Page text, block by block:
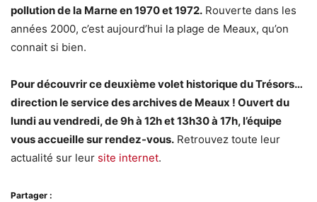
pollution de la Marne en 1970 et 1972. Rouverte dans les
années 2000, c’est aujourd’hui la plage de Meaux, qu’on
connait si bien.
Pour découvrir ce deuxième volet historique du Trésors…
direction le service des archives de Meaux ! Ouvert du
lundi au vendredi, de 9h à 12h et 13h30 à 17h, l’équipe
vous accueille sur rendez-vous. Retrouvez toute leur
actualité sur leur site internet.
Partager :